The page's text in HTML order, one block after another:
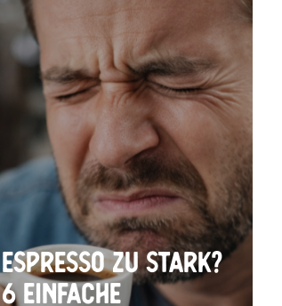
Espresso zu stark?
6 einfache